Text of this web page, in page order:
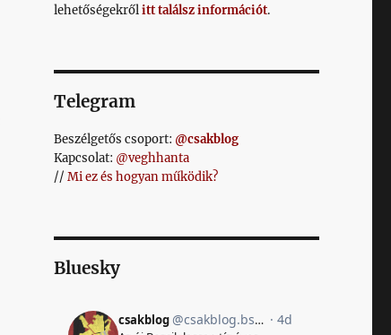
lehetőségekrőlitt találsz információt.
Telegram
Beszélgetős csoport: @csakblog
Kapcsolat: @veghhanta
// Mi ez és hogyan működik?
Bluesky